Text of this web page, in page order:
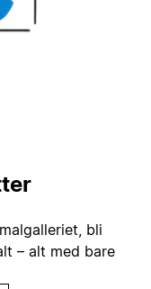
bli
– alt med bare